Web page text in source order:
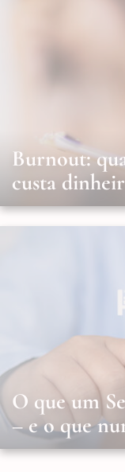
Burnout:
custa
O que um
– e o que